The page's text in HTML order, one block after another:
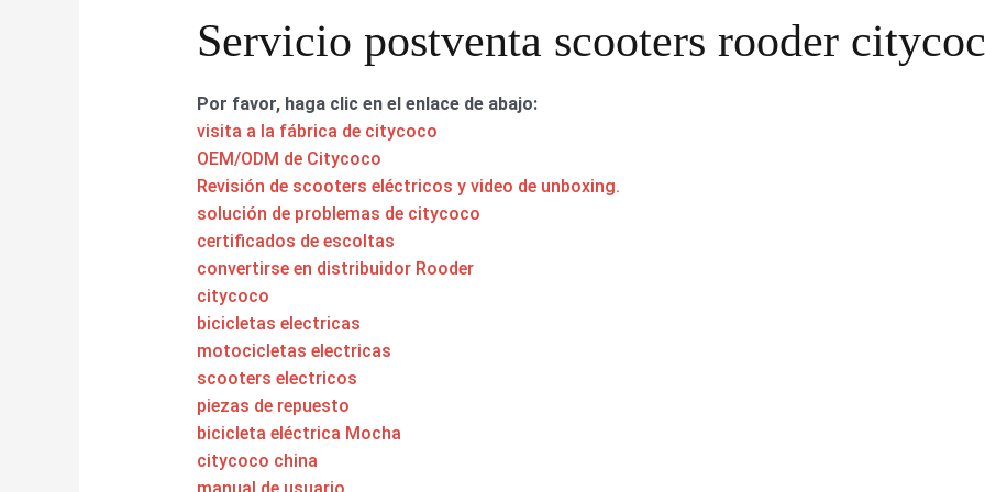
Servicio postventa scooters rooder
Por favor, haga clic en el enlace de abajo:
visita a la fábrica de citycoco
OEM/ODM de Citycoco
Revisión de scooters eléctricos y video de unboxing.
solución de problemas de citycoco
certificados de escoltas
convertirse en distribuidor Rooder
citycoco
bicicletas electricas
motocicletas electricas
scooters electricos
piezas de repuesto
bicicleta eléctrica Mocha
citycoco china
manual de usuario